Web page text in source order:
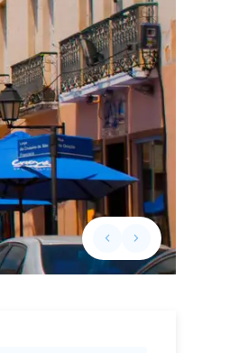
keyboard_arrow_leftPrevious slide
keyboard_arrow_rightNext slide